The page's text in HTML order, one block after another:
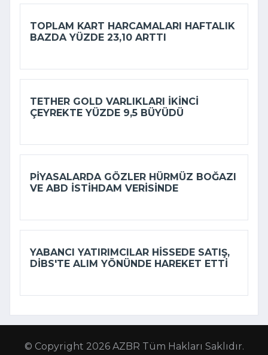
TOPLAM KART HARCAMALARI HAFTALIK
BAZDA YÜZDE 23,10 ARTTI
TETHER GOLD VARLIKLARI IKINCI
ÇEYREKTE YÜZDE 9,5 BÜYÜDÜ
PIYASALARDA GÖZLER HÜRMÜZ BOĞAZI
VE ABD ISTIHDAM VERISINDE
YABANCI YATIRIMCILAR HISSEDE SATIŞ,
DİBS'TE ALIM YÖNÜNDE HAREKET ETTI
© Copyright 2026 AZBR Tüm Hakları Saklıdır.